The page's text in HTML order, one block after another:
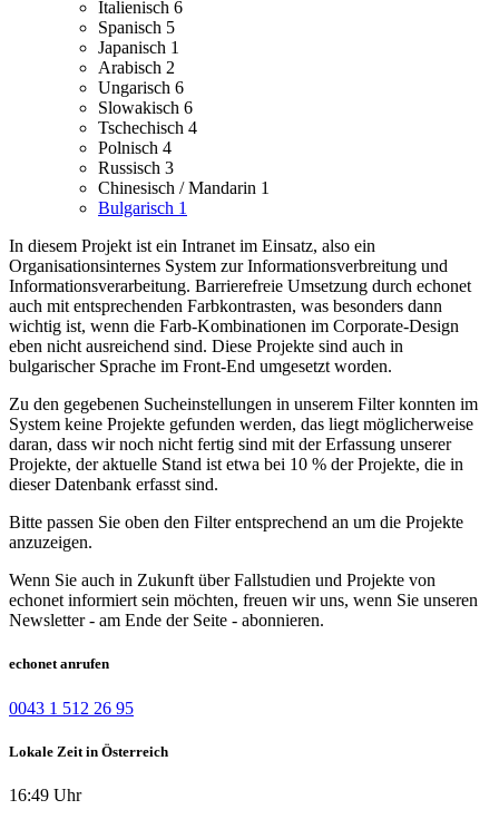
Italienisch 6
Spanisch 5
Japanisch 1
Arabisch 2
Ungarisch 6
Slowakisch 6
Tschechisch 4
Polnisch 4
Russisch 3
Chinesisch / Mandarin 1
Bulgarisch 1
In diesem Projekt ist ein Intranet im Einsatz, also ein
Organisationsinternes System zur Informationsverbreitung und
Informationsverarbeitung. Barrierefreie Umsetzung durch echonet
auch mit entsprechenden Farbkontrasten, was besonders dann
wichtig ist, wenn die Farb-Kombinationen im Corporate-Design
eben nicht ausreichend sind. Diese Projekte sind auch in
bulgarischer Sprache im Front-End umgesetzt worden.
Zu den gegebenen Sucheinstellungen in unserem Filter konnten im
System keine Projekte gefunden werden, das liegt möglicherweise
daran, dass wir noch nicht fertig sind mit der Erfassung unserer
Projekte, der aktuelle Stand ist etwa bei 10 % der Projekte, die in
dieser Datenbank erfasst sind.
Bitte passen Sie oben den Filter entsprechend an um die Projekte
anzuzeigen.
Wenn Sie auch in Zukunft über Fallstudien und Projekte von
echonet informiert sein möchten, freuen wir uns, wenn Sie unseren
Newsletter - am Ende der Seite - abonnieren.
echonet anrufen
0043 1 512 26 95
Lokale Zeit in Österreich
16:49 Uhr